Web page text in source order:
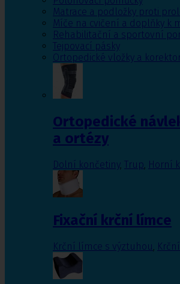
Matrace a podložky proti
Míče na cvičení a doplňky k
Rehabilitační a sportovní
Tejpovací pásky
Ortopedické vložky a
Ortopedické
a ortézy
Dolní končetiny, Trup, Horní
Fixační krční límce
Krční límce s výztuhou